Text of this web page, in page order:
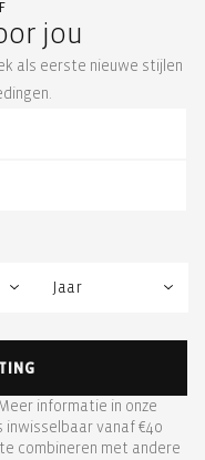
jou
als eerste nieuwe stijlen
informatie in onze
inwisselbaar vanaf €40
combineren met andere